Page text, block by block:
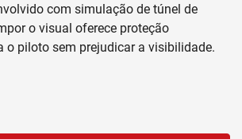
com simulação de túnel de
o visual oferece proteção
o piloto sem prejudicar a visibilidade.